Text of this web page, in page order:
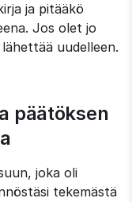
ja pitääkö
Jos olet jo
uudelleen.
päätöksen
joka oli
tekemästä